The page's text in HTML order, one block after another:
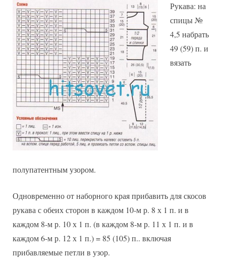
Рукава: на
спицы №
4,5 набрать
49 (59) п. и
вязать
полупатентным узором.
Одновременно от наборного края прибавить для скосов
рукава с обеих сторон в каждом 10-м р. 8 х 1 п. и в
каждом 8-м р. 10 х 1 п. (в каждом 8-м р. 11 х 1 п. и в
каждом 6-м р. 12 х 1 п.) = 85 (105) п.. включая
прибавляемые петли в узор.